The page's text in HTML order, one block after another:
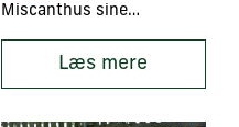
Miscanthus sinensis ‘Dronning Ingrid’
Læs mere